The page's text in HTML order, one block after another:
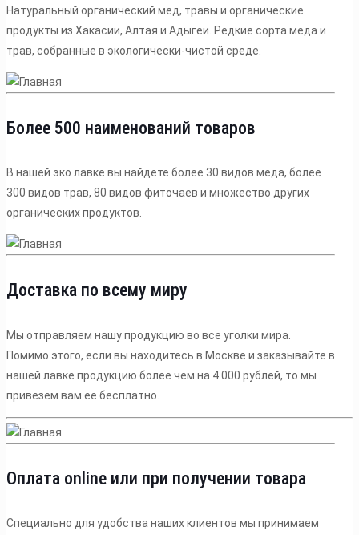
Натуральный органический мед, травы и органические
продукты из Хакасии, Алтая и Адыгеи. Редкие сорта меда и
трав, собранные в экологически-чистой среде.
Более 500 наименований товаров
В нашей эко лавке вы найдете более 30 видов меда, более
300 видов трав, 80 видов фиточаев и множество других
органических продуктов.
Доставка по всему миру
Мы отправляем нашу продукцию во все уголки мира.
Помимо этого, если вы находитесь в Москве и заказывайте в
нашей лавке продукцию более чем на 4 000 рублей, то мы
привезем вам ее бесплатно.
Оплата online или при получении товара
Специально для удобства наших клиентов мы принимаем